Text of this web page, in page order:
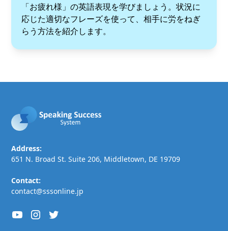
「お疲れ様」の英語表現を学びましょう。状況に
応じた適切なフレーズを使って、相手に労をねぎ
らう方法を紹介します。
Address:
651 N. Broad St. Suite 206, Middletown, DE 19709
Contact:
contact@sssonline.jp